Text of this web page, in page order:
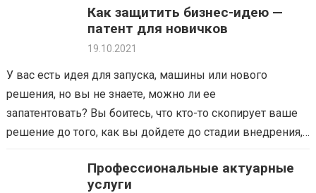
происходит на рынке почти…Как защитить бизнес-идею —
патент для новичков
19.10.2021
У вас есть идея для запуска, машины или нового
решения, но вы не знаете, можно ли ее
запатентовать? Вы боитесь, что кто-то скопирует ваше
решение до того, как вы дойдете до стадии внедрения,
Профессиональные актуарные
услуги